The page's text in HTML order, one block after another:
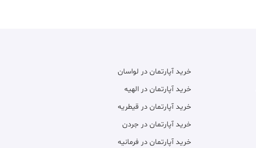
خرید آپارتمان در لواسان
خرید آپارتمان در الهیه
خرید آپارتمان در قیطریه
خرید آپارتمان در جردن
خرید آپارتمان در فرمانیه